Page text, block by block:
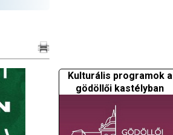
Kulturális programok a
gödöllői kastélyban